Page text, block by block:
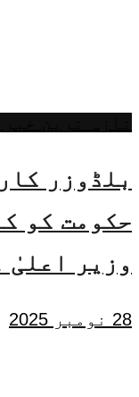
بلڈوزر
حکومت کو
وزیر اعلیٰ
28 نومبر 2025